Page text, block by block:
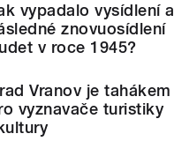
vypadalo vysídlení a
znovuosídlení
v roce 1945?
Vranov je tahákem
vyznavače turistiky